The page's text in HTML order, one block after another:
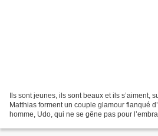
Ils sont jeunes, ils sont beaux et ils s’aiment,
Matthias forment un couple glamour flanqué
homme, Udo, qui ne se gêne pas pour